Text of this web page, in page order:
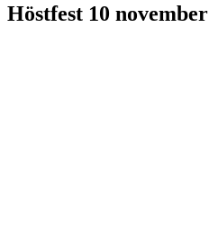
Höstfest 10 november